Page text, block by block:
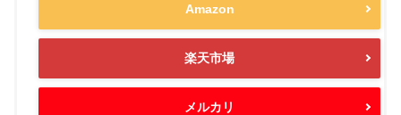
Amazon
楽天市場
メルカリ